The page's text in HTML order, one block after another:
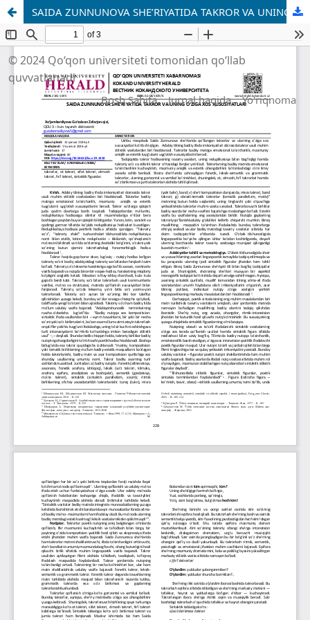
SAIDA ZUNNUNOVA SHE’RIYATIDA TAKROR VA UNING O‘ZIGA XOS XUSUSIYATLARI
© 2024 Qo‘qon universiteti tomonidan qo‘llab
quvvatlanadi
Bosh Sahifa Jurnal haqida Yo'riqnoma